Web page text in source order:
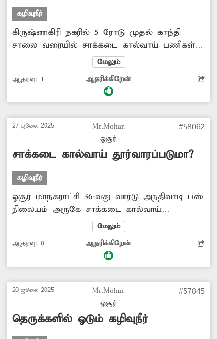
சாலை, கிருஷ்ணகிரி.
கழிவுநீர்
கிருஷ்ணகிரி நகரில் 5 ரோடு முதல் காந்தி
சாலை வரையில் சாக்கடை கால்வாய் பணிகள்
நடந்து வருகின்றன. இதனால் பல இடங்களில்
சாலைகள் தோண்டப்பட்டு உள்ளன. இவ்வாறு
நீண்ட நாட்களாக சாலை
தோண்டப்பட்டுள்ளதால் வாகன ஓட்டிகள்
சாலையில் எந்த ஒரு கடைகளுக்கும்
பொதுமக்கள் செல்ல முடியாத நிலை உள்ளது.
எனவே பாதாள சாக்கடை பணிகளை
துரிதப்படுத்திட அதிகாரிகள் நடவடிக்கை எடுக்க
மேலும்
ஆதரவு: 1 ஆதரிக்கிறேன்
27 ஜூலை 2025
Mr.Mohan
ஓசூர்
#58062
சாக்கடை கால்வாய் தூர்வாரப்படுமா?
கழிவுநீர்
ஓசூர் மாநகராட்சி 36-வது வார்டு அந்திவாடி பஸ்
நிலையம் அருகே சாக்கடை கால்வாய்
தூர்வாரும் பணி நடைபெற்றது. இந்த பணிகள்
முறையாக நடைபெறாததால் அந்த இடத்தில்
சாக்கடை கழிவுநீர் தேங்கி துர்நாற்றம் வீசத்
தொடங்கி உள்ளது. எனவே உடனடியாக
சுத்தமாக்க நடவடிக்கை எடுக்க வேண்டும்.
மேலும்
ஆதரவு: 0 ஆதரிக்கிறேன்
20 ஜூலை 2025
Mr.Mohan
ஓசூர்
#57845
தெருக்களில் ஓடும் கழிவுநீர்